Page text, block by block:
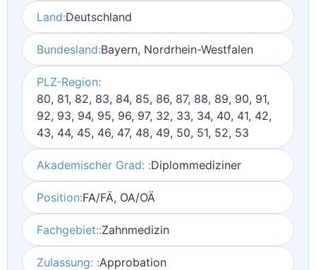
Land:Deutschland
Bundesland:Bayern, Nordrhein-Westfalen
PLZ-Region:
80, 81, 82, 83, 84, 85, 86, 87, 88, 89, 90, 91,
92, 93, 94, 95, 96, 97, 32, 33, 34, 40, 41, 42,
43, 44, 45, 46, 47, 48, 49, 50, 51, 52, 53
Akademischer Grad: :Diplommediziner
Position:FA/FÄ, OA/OÄ
Fachgebiet::Zahnmedizin
Zulassung: :Approbation